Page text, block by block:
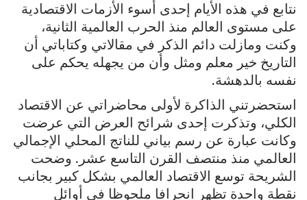
نتابع في هذه الأيام إحدى أسوء الأزمات الاقتصادية
على مستوى العالم منذ الحرب العالمية الثانية،
وكنت ومازلت دائم الذكر في مقالاتي وكتاباتي أن
التاريخ خير معلم ومثل وأن من يجهله يحكم على
نفسه بالدهشة.
استحضرتني الذاكرة لأولى محاضراتي عن الاقتصاد
الكلي، وتذكرت إحدى شرائح العرض التي عرضت
وكانت عبارة عن رسم بياني للناتج المحلي الإجمالي
العالمي منذ منتصف القرن التاسع عشر. وضحت
الشريحة توسع الاقتصاد العالمي بشكل كبير بجانب
نقطة واحدة تظهر انحرافا ملحوظا في أوائل